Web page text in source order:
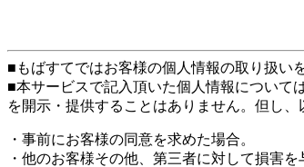
■もばすてではお客様の個人情報の取り扱い
■本サービスで記入頂いた個人情報について
を開示・提供することはありません。但し
・事前にお客様の同意を求めた場合。
・他のお客様その他、第三者に対して損害